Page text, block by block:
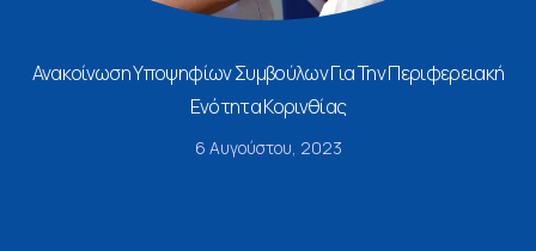
Ανακοίνωση Υποψηφίων Συμβούλων Για Την Περιφερειακή
Ενότητα Κορινθίας
6 Αυγούστου, 2023